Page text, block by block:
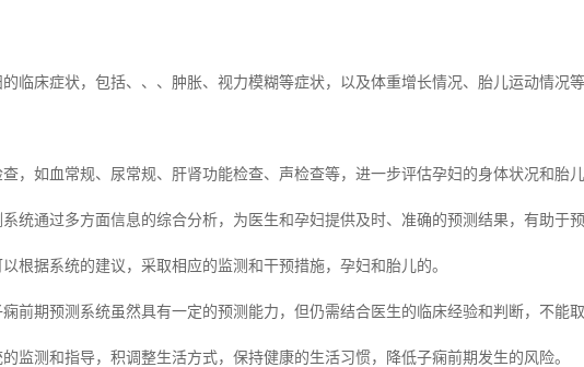
临床症状，包括、、、肿胀、视力模糊等症状，以及体重增长情况、胎儿运动情况
，如血常规、尿常规、肝肾功能检查、声检查等，进一步评估孕妇的身体状况和胎
统通过多方面信息的综合分析，为医生和孕妇提供及时、准确的预测结果，有助于
根据系统的建议，采取相应的监测和干预措施，孕妇和胎儿的。
前期预测系统虽然具有一定的预测能力，但仍需结合医生的临床经验和判断，不能
监测和指导，积调整生活方式，保持健康的生活习惯，降低子痫前期发生的风险。